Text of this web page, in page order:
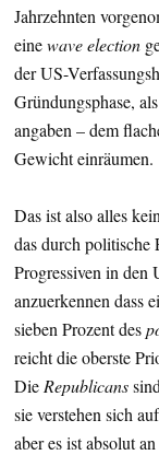
Jahrzehnten
einewave election
der US-
Gründungsphase,
angaben – dem
Gewicht einräumen.
Das ist also alles
das durch politische
Progressiven in den
anzuerkennen dass
sieben Prozent des
reicht die oberste
Die Republicans
sie verstehen sich
aber es ist absolut